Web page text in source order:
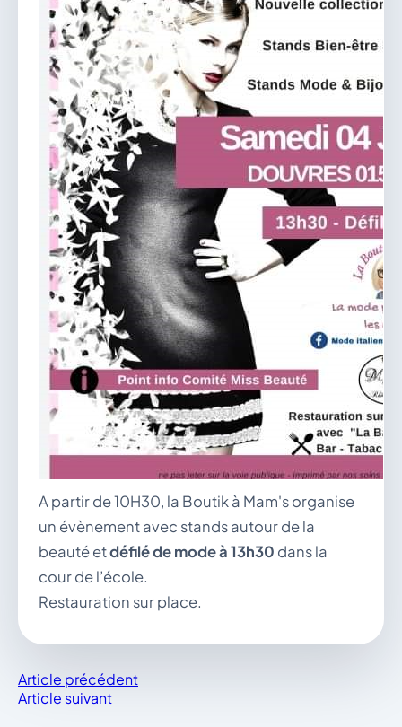
A partir de 10H30, la Boutik à Mam's organise
un évènement avec stands autour de la
beauté etdéfilé de mode à 13h30 dans la
cour de l’école.
Restauration sur place.
Article précédent
Article suivant